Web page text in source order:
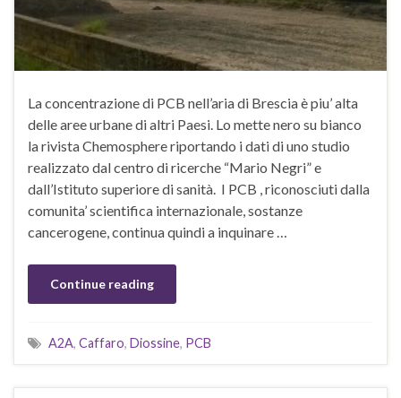
La concentrazione di PCB nell’aria di Brescia è piu’ alta
delle aree urbane di altri Paesi. Lo mette nero su bianco
la rivista Chemosphere riportando i dati di uno studio
realizzato dal centro di ricerche “Mario Negri” e
dall’Istituto superiore di sanità. I PCB , riconosciuti dalla
comunita’ scientifica internazionale, sostanze
cancerogene, continua quindi a inquinare …
Continue reading
A2A, Caffaro, Diossine, PCB